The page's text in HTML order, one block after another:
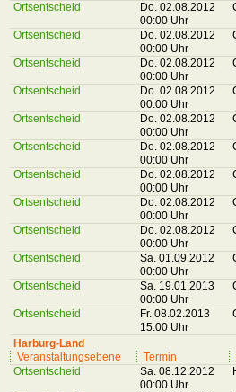
Ortsentscheid
Do. 02.08.2012
00:00 Uhr
Ortsentscheid
Do. 02.08.2012
00:00 Uhr
Ortsentscheid
Do. 02.08.2012
00:00 Uhr
Ortsentscheid
Do. 02.08.2012
00:00 Uhr
Ortsentscheid
Do. 02.08.2012
00:00 Uhr
Ortsentscheid
Do. 02.08.2012
00:00 Uhr
Ortsentscheid
Do. 02.08.2012
00:00 Uhr
Ortsentscheid
Do. 02.08.2012
00:00 Uhr
Ortsentscheid
Do. 02.08.2012
00:00 Uhr
Ortsentscheid
Sa. 01.09.2012
00:00 Uhr
Ortsentscheid
Sa. 19.01.2013
00:00 Uhr
Ortsentscheid
Fr. 08.02.2013
15:00 Uhr
Harburg-Land
Veranstaltungsebene
Termin
Ortsentscheid
Sa. 08.12.2012
00:00 Uhr